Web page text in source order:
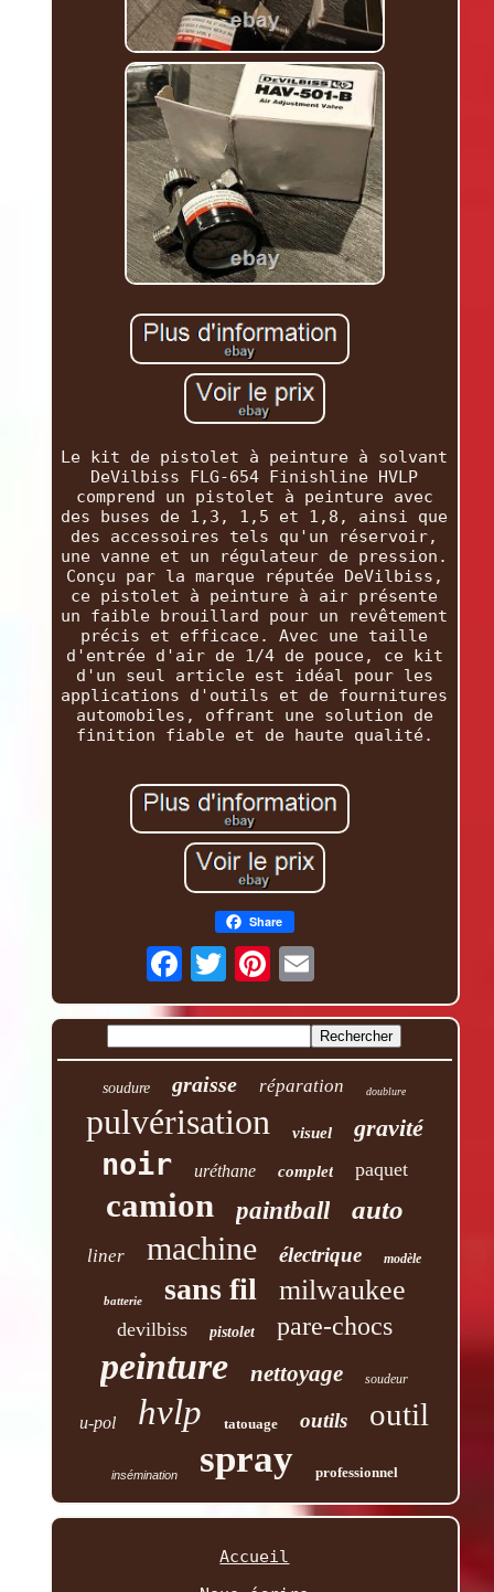
Le kit de pistolet à peinture à solvant
DeVilbiss FLG-654 Finishline HVLP
comprend un pistolet à peinture avec
des buses de 1,3, 1,5 et 1,8, ainsi que
des accessoires tels qu'un réservoir,
une vanne et un régulateur de pression.
Conçu par la marque réputée DeVilbiss,
ce pistolet à peinture à air présente
un faible brouillard pour un revêtement
précis et efficace. Avec une taille
d'entrée d'air de 1/4 de pouce, ce kit
d'un seul article est idéal pour les
applications d'outils et de fournitures
automobiles, offrant une solution de
finition fiable et de haute qualité.
Share
soudure graisse réparation doublure
pulvérisation visuel gravité
noir uréthane complet paquet
camion paintball auto
liner machine électrique modèle
batterie sans fil milwaukee
devilbiss pistolet pare-chocs
peinture nettoyage soudeur
u-pol hvlp tatouage outils outil
insémination spray professionnel
Accueil